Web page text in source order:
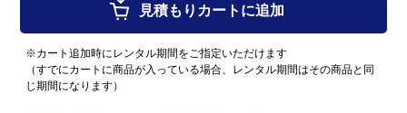
見積もりカートに追加
※カート追加時にレンタル期間をご指定いただけます
（すでにカートに商品が入っている場合、レンタル期間はその商品と同
じ期間になります）